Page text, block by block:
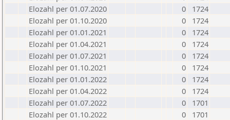
Elozahl per 01.07.2020
0
1724
Elozahl per 01.10.2020
0
1724
Elozahl per 01.01.2021
0
1724
Elozahl per 01.04.2021
0
1724
Elozahl per 01.07.2021
0
1724
Elozahl per 01.10.2021
0
1724
Elozahl per 01.01.2022
0
1724
Elozahl per 01.04.2022
0
1724
Elozahl per 01.07.2022
0
1701
Elozahl per 01.10.2022
0
1701